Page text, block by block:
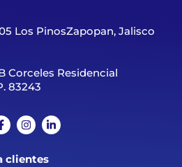
Los PinosZapopan, Jalisco
Corceles Residencial
83243
clientes